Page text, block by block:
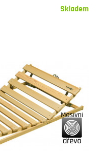
Skladem